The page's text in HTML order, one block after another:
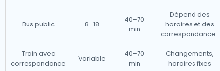
Bus public 8–18
40–70
min
Dépend des
horaires et des
correspondances
Train avec
correspondance
Variable
40–70
min
Changements,
horaires fixes